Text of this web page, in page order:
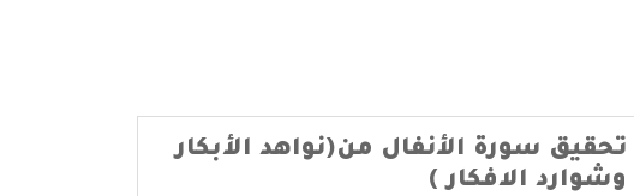
تحقيق سورة الأنفال من(نواهد الأبكار
وشوارد الافكار )